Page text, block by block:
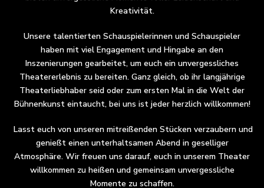
Kreativität.
Unsere talentierten Schauspielerinnen und Schauspieler
haben mit viel Engagement und Hingabe an den
Inszenierungen gearbeitet, um euch ein unvergessliches
Theatererlebnis zu bereiten. Ganz gleich, ob ihr langjährige
Theaterliebhaber seid oder zum ersten Mal in die Welt der
Bühnenkunst eintaucht, bei uns ist jeder herzlich willkommen!
Lasst euch von unseren mitreißenden Stücken verzaubern und
genießt einen unterhaltsamen Abend in geselliger
Atmosphäre. Wir freuen uns darauf, euch in unserem Theater
willkommen zu heißen und gemeinsam unvergessliche
Momente zu schaffen.